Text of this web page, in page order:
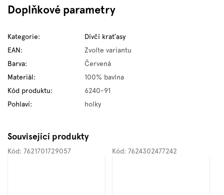
Doplňkové parametry
Kategorie:
Dívčí kraťasy
EAN:
Zvolte variantu
Barva:
Červená
Materiál:
100% bavlna
Kód produktu:
6240-91
Pohlaví: holky
Související produkty
Kód: 7621701729057 Kód: 7624302477242